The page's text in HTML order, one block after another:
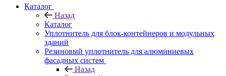
Каталог
Назад
Каталог
Уплотнитель для блок-контейнеров и модульных
зданий
Резиновый уплотнитель для алюминиевых
фасадных систем
Назад